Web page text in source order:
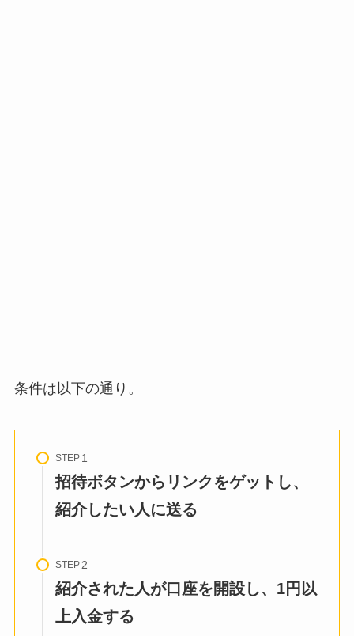
条件は以下の通り。
STEP
招待ボタンからリンクをゲットし、
紹介したい人に送る
STEP
紹介された人が口座を開設し、1円以
上入金する